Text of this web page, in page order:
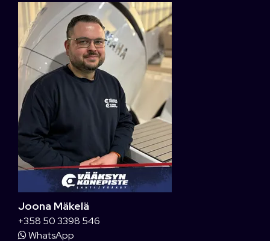
Joona Mäkelä
+358 50 3398 546
WhatsApp